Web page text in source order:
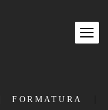
FORMATURA